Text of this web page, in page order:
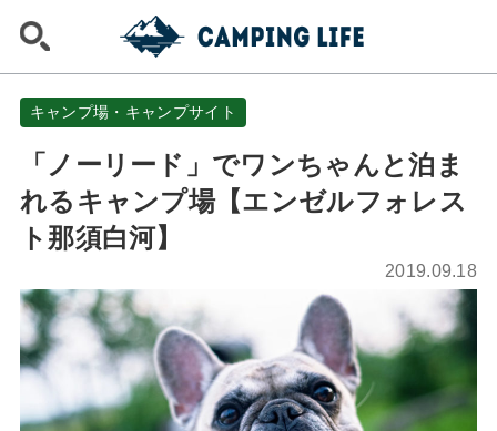
キャンプ場・キャンプサイト
「ノーリード」でワンちゃんと泊ま
れるキャンプ場【エンゼルフォレス
ト那須白河】
2019.09.18